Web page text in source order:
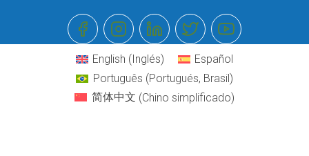
English (Inglés)
Español
Português (Portugués, Brasil)
简体中文 (Chino simplificado)